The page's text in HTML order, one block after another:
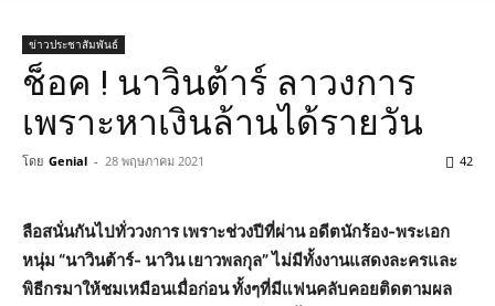
ข่าวประชาสัมพันธ์
ช็อค ! นาวินต้าร์ ลาวงการ
เพราะหาเงินล้านได้รายวัน
โดย Genial - 28 พฤษภาคม 2021 42
ลือสนั่นกันไปทั่ววงการ เพราะช่วงปีที่ผ่าน อดีตนักร้อง-พระเอก
หนุ่ม “นาวินต้าร์- นาวิน เยาวพลกุล” ไม่มีทั้งงานแสดงละครและ
พิธีกรมาให้ชมเหมือนเมื่อก่อน ทั้งๆที่มีแฟนคลับคอยติดตามผล